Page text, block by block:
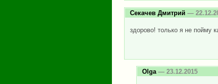
Секачев Дмитрий —
здорово! только я не пойму
Olga — 23.12.2015